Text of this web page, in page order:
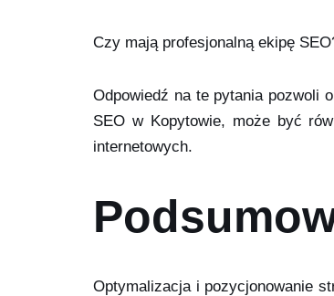
Czy mają profesjonalną ekipę
Odpowiedź na te pytania pozwoli
SEO w Kopytowie, może być
internetowych.
Optymalizacja i pozycjonowanie